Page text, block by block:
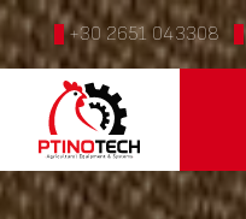
+30 2651 043308